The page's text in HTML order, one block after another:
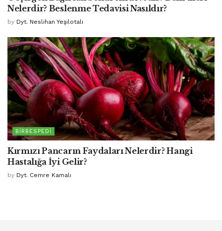
Nelerdir? Beslenme Tedavisi Nasıldır?
by Dyt. Neslihan Yeşilotalı
BIRBESPEDI
Kırmızı Pancarın Faydaları Nelerdir? Hangi
Hastalığa İyi Gelir?
by Dyt. Cemre Kamalı